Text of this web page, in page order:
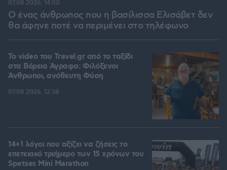
Ο ένας άνθρωπος που η βασίλισσα Ελισάβετ δεν
θα άφηνε ποτέ να περιμένει στο τηλέφωνο
07.08.2026, 14:00
To video του Travel.gr από το ταξίδι
στα Βόρεια Άγραφα: Φιλόξενοι
Άνθρωποι, ανόθευτη Φύση
07.08.2026, 12:38
14+1 λόγοι που αξίζει να ζήσεις το
επετειακό τριήμερο των 15 χρόνων του
Spetses Mini Marathon